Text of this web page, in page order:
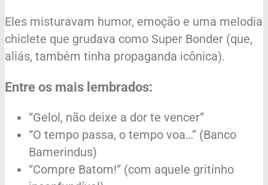
Eles misturavam humor, emoção e uma melodia
chiclete que grudava como Super Bonder (que,
aliás, também tinha propaganda icônica).
Entre os mais lembrados:
“Gelol, não deixe a dor te vencer”
“O tempo passa, o tempo voa…” (Banco
Bamerindus)
“Compre Batom!” (com aquele gritinho